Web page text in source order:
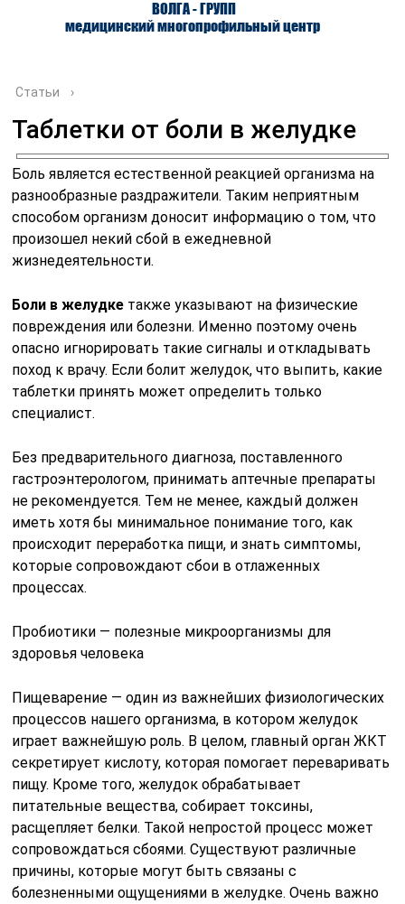
ВОЛГА - ГРУПП
медицинский многопрофильный центр
О ЦЕНТРЕ ВРАЧИ УСЛУГИ
Статьи ›
Таблетки от боли в желудке
Боль является естественной реакцией организма на
разнообразные раздражители. Таким неприятным
способом организм доносит информацию о том, что
произошел некий сбой в ежедневной
жизнедеятельности.
Боли в желудке также указывают на физические
повреждения или болезни. Именно поэтому очень
опасно игнорировать такие сигналы и откладывать
поход к врачу. Если болит желудок, что выпить, какие
таблетки принять может определить только
специалист.
Без предварительного диагноза, поставленного
гастроэнтерологом, принимать аптечные препараты
не рекомендуется. Тем не менее, каждый должен
иметь хотя бы минимальное понимание того, как
происходит переработка пищи, и знать симптомы,
которые сопровождают сбои в отлаженных
процессах.
Пробиотики — полезные микроорганизмы для
здоровья человека
Пищеварение — один из важнейших физиологических
процессов нашего организма, в котором желудок
играет важнейшую роль. В целом, главный орган ЖКТ
секретирует кислоту, которая помогает переваривать
пищу. Кроме того, желудок обрабатывает
питательные вещества, собирает токсины,
расщепляет белки. Такой непростой процесс может
сопровождаться сбоями. Существуют различные
причины, которые могут быть связаны с
болезненными ощущениями в желудке. Очень важно